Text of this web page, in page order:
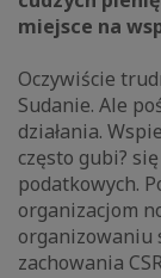
miejsce na
Oczywiście
Sudanie. Ale
działania.
często gubi?
podatkowych.
organizacjom
organizowaniu
zachowania